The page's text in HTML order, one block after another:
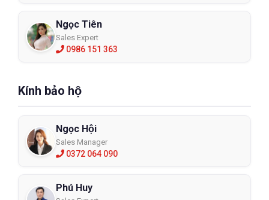
Ngọc Tiên
Sales Expert
0986 151 363
Kính bảo hộ
Ngọc Hội
Sales Manager
0372 064 090
Phú Huy